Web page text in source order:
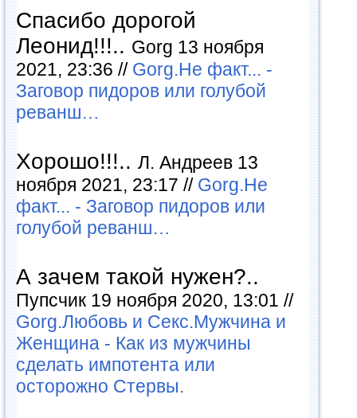
Спасибо дорогой
Леонид!!!.. Gorg 13 ноября
2021, 23:36 // Gorg.Не факт... -
Заговор пидоров или голубой
реванш…
Хорошо!!!.. Л. Андреев 13
ноября 2021, 23:17 // Gorg.Не
факт... - Заговор пидоров или
голубой реванш…
А зачем такой нужен?..
Пупсчик 19 ноября 2020, 13:01 //
Gorg.Любовь и Секс.Мужчина и
Женщина - Как из мужчины
сделать импотента или
осторожно Стервы.